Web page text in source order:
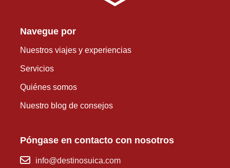
Navegue por
Nuestros viajes y experiencias
Servicios
Quiénes somos
Nuestro blog de consejos
Póngase en contacto con nosotros
info@destinosuica.com